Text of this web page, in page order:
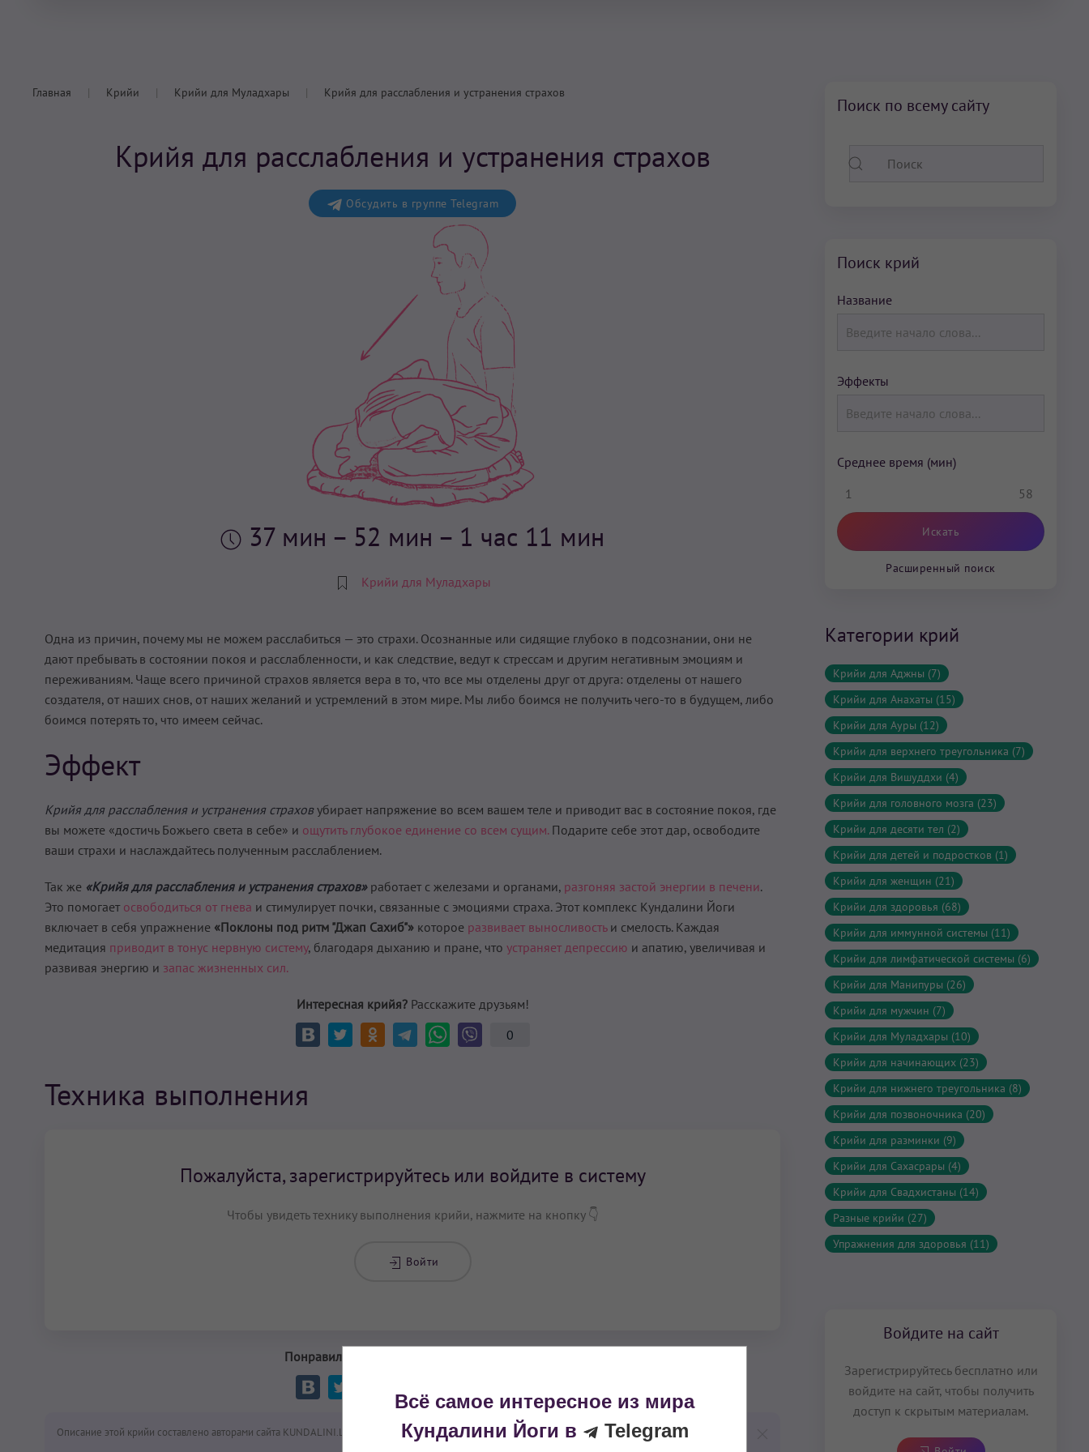
Главная Крийи Крийи для Муладхары Крийя для расслабления и устранения страхов
Крийя для расслабления и устранения страхов
Обсудить в группе Telegram
37 мин – 52 мин – 1 час 11 мин
Крийи для Муладхары
Одна из причин, почему мы не можем расслабиться — это страхи. Осознанные или сидящие глубоко в подсознании, они не
дают пребывать в состоянии покоя и расслабленности, и как следствие, ведут к стрессам и другим негативным эмоциям и
переживаниям. Чаще всего причиной страхов является вера в то, что все мы отделены друг от друга: отделены от нашего
создателя, от наших снов, от наших желаний и устремлений в этом мире. Мы либо боимся не получить чего-то в будущем, либо
боимся потерять то, что имеем сейчас.
Эффект
Крийя для расслабления и устранения страховубирает напряжение во всем вашем теле и приводит вас в состояние покоя, где
вы можете «достичь Божьего света в себе» и ощутить глубокое единение со всем сущим.Подарите себе этот дар, освободите
ваши страхи и наслаждайтесь полученным расслаблением.
Так же «Крийя для расслабления и устранения страхов»работает с железами и органами, разгоняя застой энергии в печени.
Это помогает освободиться от гнева и стимулирует почки, связанные с эмоциями страха. Этот комплекс Кундалини Йоги
включает в себя упражнение «Поклоны под ритм "Джап Сахиб"» которое развивает выносливостьи смелость. Каждая
медитация приводит в тонус нервную систему, благодаря дыханию и пране, что устраняет депрессию и апатию, увеличивая и
развивая энергию и запас жизненных сил.
Интересная крийя?Расскажите друзьям!
0
Техника выполнения
Пожалуйста, зарегистрируйтесь или войдите в систему
Чтобы увидеть технику выполнения крийи, нажмите на кнопку 👇
Войти
Понравилась крийя?
Описание этой крийи составлено авторами сайта KUNDALINI.LOVE на основании следующих источников:
Поиск по всему сайту
Поиск крий
Название
Эффекты
Среднее время (мин)
1
58
Расширенный поиск
Категории крий
Крийи для Аджны (7)
Крийи для Анахаты (15)
Крийи для Ауры (12)
Крийи для верхнего треугольника (7)
Крийи для Вишуддхи (4)
Крийи для головного мозга (23)
Крийи для десяти тел (2)
Крийи для детей и подростков (1)
Крийи для женщин (21)
Крийи для здоровья (68)
Крийи для иммунной системы (11)
Крийи для лимфатической системы (6)
Крийи для Манипуры (26)
Крийи для мужчин (7)
Крийи для Муладхары (10)
Крийи для начинающих (23)
Крийи для нижнего треугольника (8)
Крийи для позвоночника (20)
Крийи для разминки (9)
Крийи для Сахасрары (4)
Крийи для Свадхистаны (14)
Разные крийи (27)
Упражнения для здоровья (11)
Войдите на сайт
Зарегистрируйтесь бесплатно или
войдите на сайт, чтобы получить
доступ к скрытым материалам.
Всё самое интересное из мира
Кундалини Йоги в
Telegram